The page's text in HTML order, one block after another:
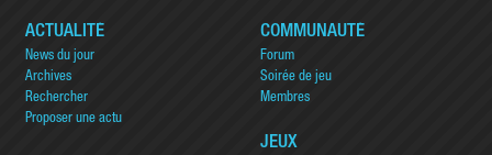
ACTUALITÉ
News du jour
Archives
Rechercher
Proposer une actu
COMMUNAUTÉ
Forum
Soirée de jeu
Membres
JEUX